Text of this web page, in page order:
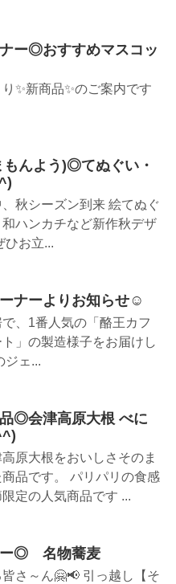
ー◎おすすめマスコッ
✨新商品✨のご案内です
んよう)◎てぬぐい・
秋シーズン到来 絵てぬぐ
ハンカチなど新作秋デザ
ひお立...
ナーよりお知らせ☺
、1番人気の「酪王カフ
」の製造様子をお届けし
ジェ...
◎会津高原大根 べに
原大根をおいしさそのま
品です。 パリパリの食感
定の人気商品です ...
◎ 名物蕎麦
さ～ん🤗📢 引っ越し【そ